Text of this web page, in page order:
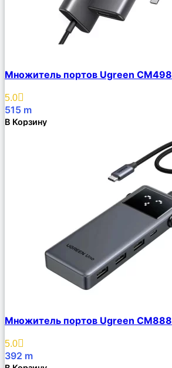
Описание
Избранное
Множитель портов Ugreen CM498
5.0
515 m
В Корзину
Описание
Избранное
Множитель портов Ugreen CM888
5.0
392 m